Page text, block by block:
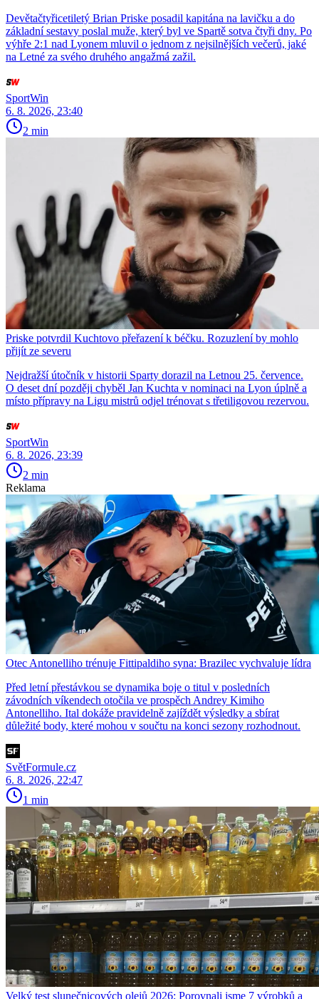
Devětačtyřicetiletý Brian Priske posadil kapitána na lavičku a do
základní sestavy poslal muže, který byl ve Spartě sotva čtyři dny. Po
výhře 2:1 nad Lyonem mluvil o jednom z nejsilnějších večerů, jaké
na Letné za svého druhého angažmá zažil.
SportWin
6. 8. 2026, 23:40
2 min
Priske potvrdil Kuchtovo přeřazení k béčku. Rozuzlení by mohlo
přijít ze severu
Nejdražší útočník v historii Sparty dorazil na Letnou 25. července.
O deset dní později chyběl Jan Kuchta v nominaci na Lyon úplně a
místo přípravy na Ligu mistrů odjel trénovat s třetiligovou rezervou.
SportWin
6. 8. 2026, 23:39
2 min
Reklama
Otec Antonelliho trénuje Fittipaldiho syna: Brazilec vychvaluje lídra
Před letní přestávkou se dynamika boje o titul v posledních
závodních víkendech otočila ve prospěch Andrey Kimiho
Antonelliho. Ital dokáže pravidelně zajíždět výsledky a sbírat
důležité body, které mohou v součtu na konci sezony rozhodnout.
SvětFormule.cz
6. 8. 2026, 22:47
1 min
Velký test slunečnicových olejů 2026: Porovnali jsme 7 výrobků a